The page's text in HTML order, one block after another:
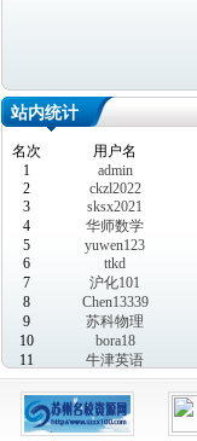
站内统计
名次 用户名
1
admin
2
ckzl2022
3
sksx2021
4
华师数学
5
yuwen123
6
ttkd
7
沪化101
8
Chen13339
9
苏科物理
10
bora18
11
牛津英语